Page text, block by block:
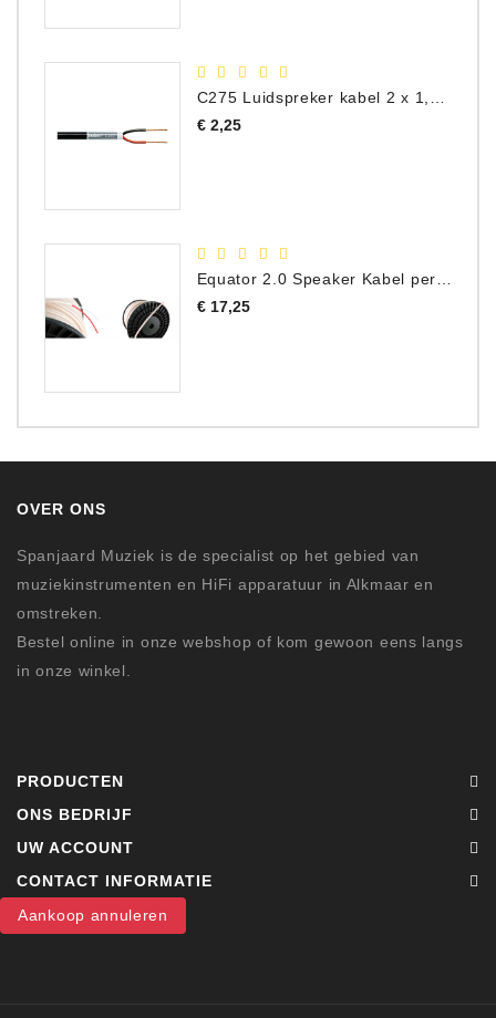
€ 2,25Prijs
Equator 2.0 Speaker Kabel per meter
€ 17,25Prijs
OVER ONS
Spanjaard Muziek is de specialist op het gebied van
muziekinstrumenten en HiFi apparatuur in Alkmaar en
omstreken.
Bestel online in onze webshop of kom gewoon eens langs
in onze winkel.
PRODUCTEN
ONS BEDRIJF
UW ACCOUNT
CONTACT INFORMATIE
Aankoop annuleren